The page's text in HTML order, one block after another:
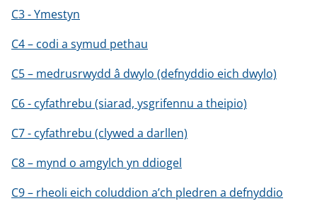
C3 - Ymestyn
C4 – codi a symud pethau
C5 – medrusrwydd â dwylo (defnyddio eich dwylo)
C6 - cyfathrebu (siarad, ysgrifennu a theipio)
C7 - cyfathrebu (clywed a darllen)
C8 – mynd o amgylch yn ddiogel
C9 – rheoli eich coluddion a’ch pledren a defnyddio